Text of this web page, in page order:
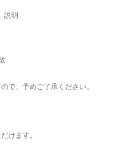
説明
で、予めご了承ください。
けます。